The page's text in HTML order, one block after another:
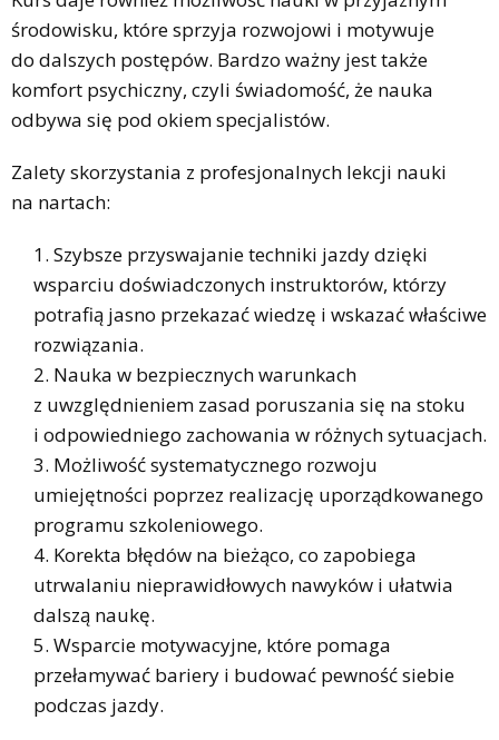
środowisku, które sprzyja rozwojowi i motywuje
do dalszych postępów. Bardzo ważny jest także
komfort psychiczny, czyli świadomość, że nauka
odbywa się pod okiem specjalistów.
Zalety skorzystania z profesjonalnych lekcji nauki
na nartach:
Szybsze przyswajanie techniki jazdy dzięki
wsparciu doświadczonych instruktorów, którzy
potrafią jasno przekazać wiedzę i wskazać właściwe
rozwiązania.
Nauka w bezpiecznych warunkach
z uwzględnieniem zasad poruszania się na stoku
i odpowiedniego zachowania w różnych sytuacjach.
Możliwość systematycznego rozwoju
umiejętności poprzez realizację uporządkowanego
programu szkoleniowego.
Korekta błędów na bieżąco, co zapobiega
utrwalaniu nieprawidłowych nawyków i ułatwia
dalszą naukę.
Wsparcie motywacyjne, które pomaga
przełamywać bariery i budować pewność siebie
podczas jazdy.